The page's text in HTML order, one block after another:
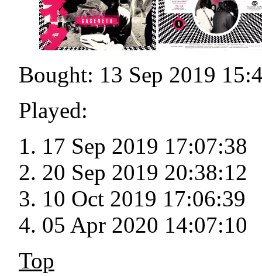
Bought: 13 Sep 2019
Played:
17 Sep 2019 17:07:38
20 Sep 2019 20:38:12
10 Oct 2019 17:06:39
05 Apr 2020 14:07:10
Top